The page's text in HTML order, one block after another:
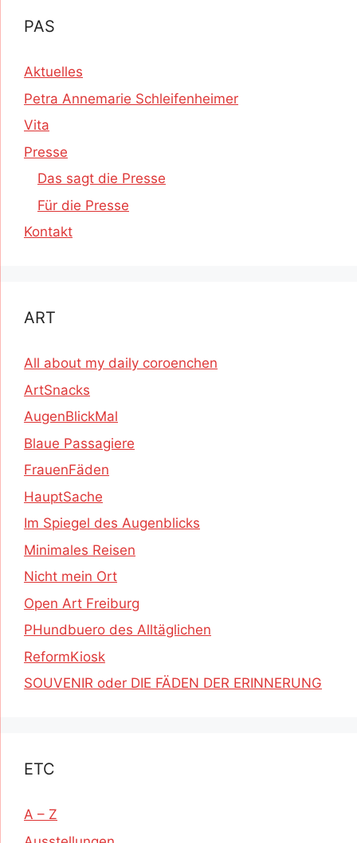
PAS
Aktuelles
Petra Annemarie Schleifenheimer
Vita
Presse
Das sagt die Presse
Für die Presse
Kontakt
ART
All about my daily coroenchen
ArtSnacks
AugenBlickMal
Blaue Passagiere
FrauenFäden
HauptSache
Im Spiegel des Augenblicks
Minimales Reisen
Nicht mein Ort
Open Art Freiburg
PHundbuero des Alltäglichen
ReformKiosk
SOUVENIR oder DIE FÄDEN DER ERINNERUNG
ETC
A – Z